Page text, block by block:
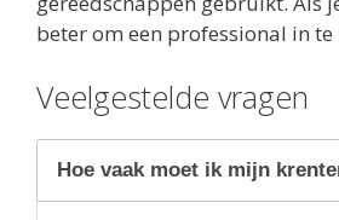
beter om een professional in te
Veelgestelde vragen
Hoe vaak moet ik mijn